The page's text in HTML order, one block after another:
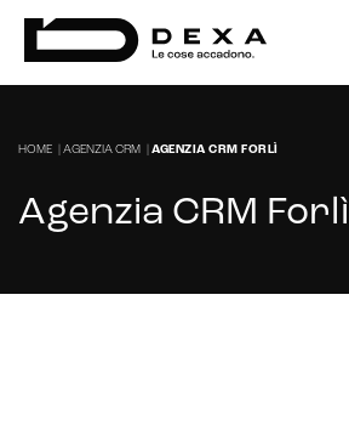
HOME AGENZIA CRM AGENZIA CRM FORLÌ
Agenzia CRM Forlì